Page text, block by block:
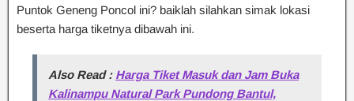
Puntok Geneng Poncol ini? baiklah silahkan simak lokasi
beserta harga tiketnya dibawah ini.
Also Read : Harga Tiket Masuk dan Jam Buka
Kalinampu Natural Park Pundong Bantul,